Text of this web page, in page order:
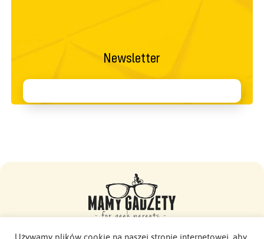
Newsletter
Używamy plików cookie na naszej stronie internetowej, aby